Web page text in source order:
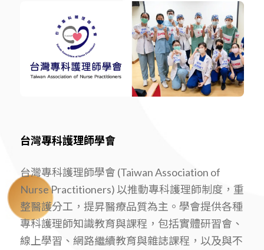
台灣專科護理師學會
台灣專科護理師學會 (Taiwan Association of
Nurse Practitioners) 以推動專科護理師制度，重
整醫護分工，提昇醫療品質為主。學會提供各種
專科護理師知識教育與課程，包括實體研習會、
線上學習、網路繼續教育與雜誌課程，以及與不